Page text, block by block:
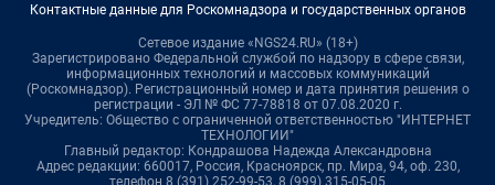
Контактные данные для Роскомнадзора и государственных органов
Сетевое издание «NGS24.RU» (18+)
Зарегистрировано Федеральной службой по надзору в сфере связи,
информационных технологий и массовых коммуникаций
(Роскомнадзор). Регистрационный номер и дата принятия решения о
регистрации - ЭЛ № ФС 77-78818 от 07.08.2020 г.
Учредитель: Общество с ограниченной ответственностью "ИНТЕРНЕТ
ТЕХНОЛОГИИ"
Главный редактор: Кондрашова Надежда Александровна
Адрес редакции: 660017, Россия, Красноярск, пр. Мира, 94, оф. 230,
телефон 8 (391) 252-99-53, 8 (999) 315-05-05